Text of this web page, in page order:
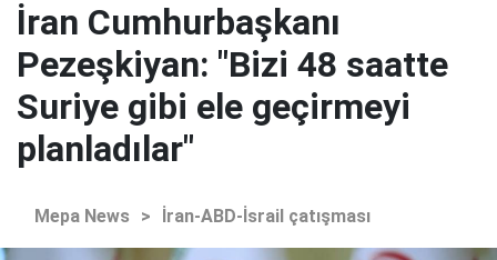
İran Cumhurbaşkanı
Pezeşkiyan: "Bizi 48 saatte
Suriye gibi ele geçirmeyi
planladılar"
Mepa News > İran-ABD-İsrail çatışması